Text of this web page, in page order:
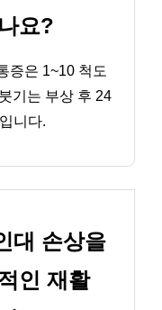
요?
증은 1~10 척도
기는 부상 후 24
니다.
대 손상을
인 재활